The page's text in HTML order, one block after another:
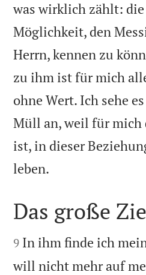
was wirklich zählt:
Möglichkeit, den
Herrn, kennen zu
zu ihm ist für mich
ohne Wert. Ich sehe
Müll an, weil für mich
ist, in dieser
leben.

Das große

9 In ihm finde ich
will nicht mehr auf